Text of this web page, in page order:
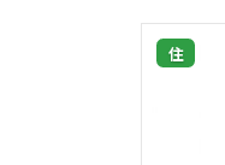
住